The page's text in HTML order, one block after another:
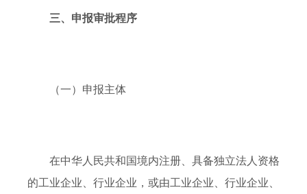
三、申报审批程序
（一）申报主体
在中华人民共和国境内注册、具备独立法人资格
的工业企业、行业企业，或由工业企业、行业企业、